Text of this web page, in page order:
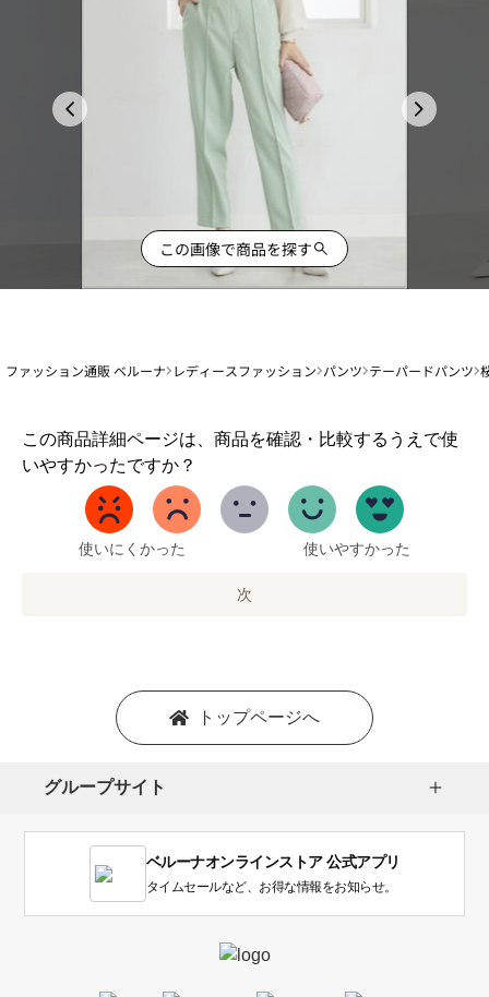
この画像で商品を探す
ファッション通販 ベルーナ レディースファッション パンツ テーパードパンツ
この商品詳細ページは、商品を確認・比較するうえで使
いやすかったですか？
1
か
い
使いにくかった 使いやすかった
次
トップページへ
グループサイト
ベルーナオンラインストア 公式アプリ
タイムセールなど、お得な情報をお知らせ。